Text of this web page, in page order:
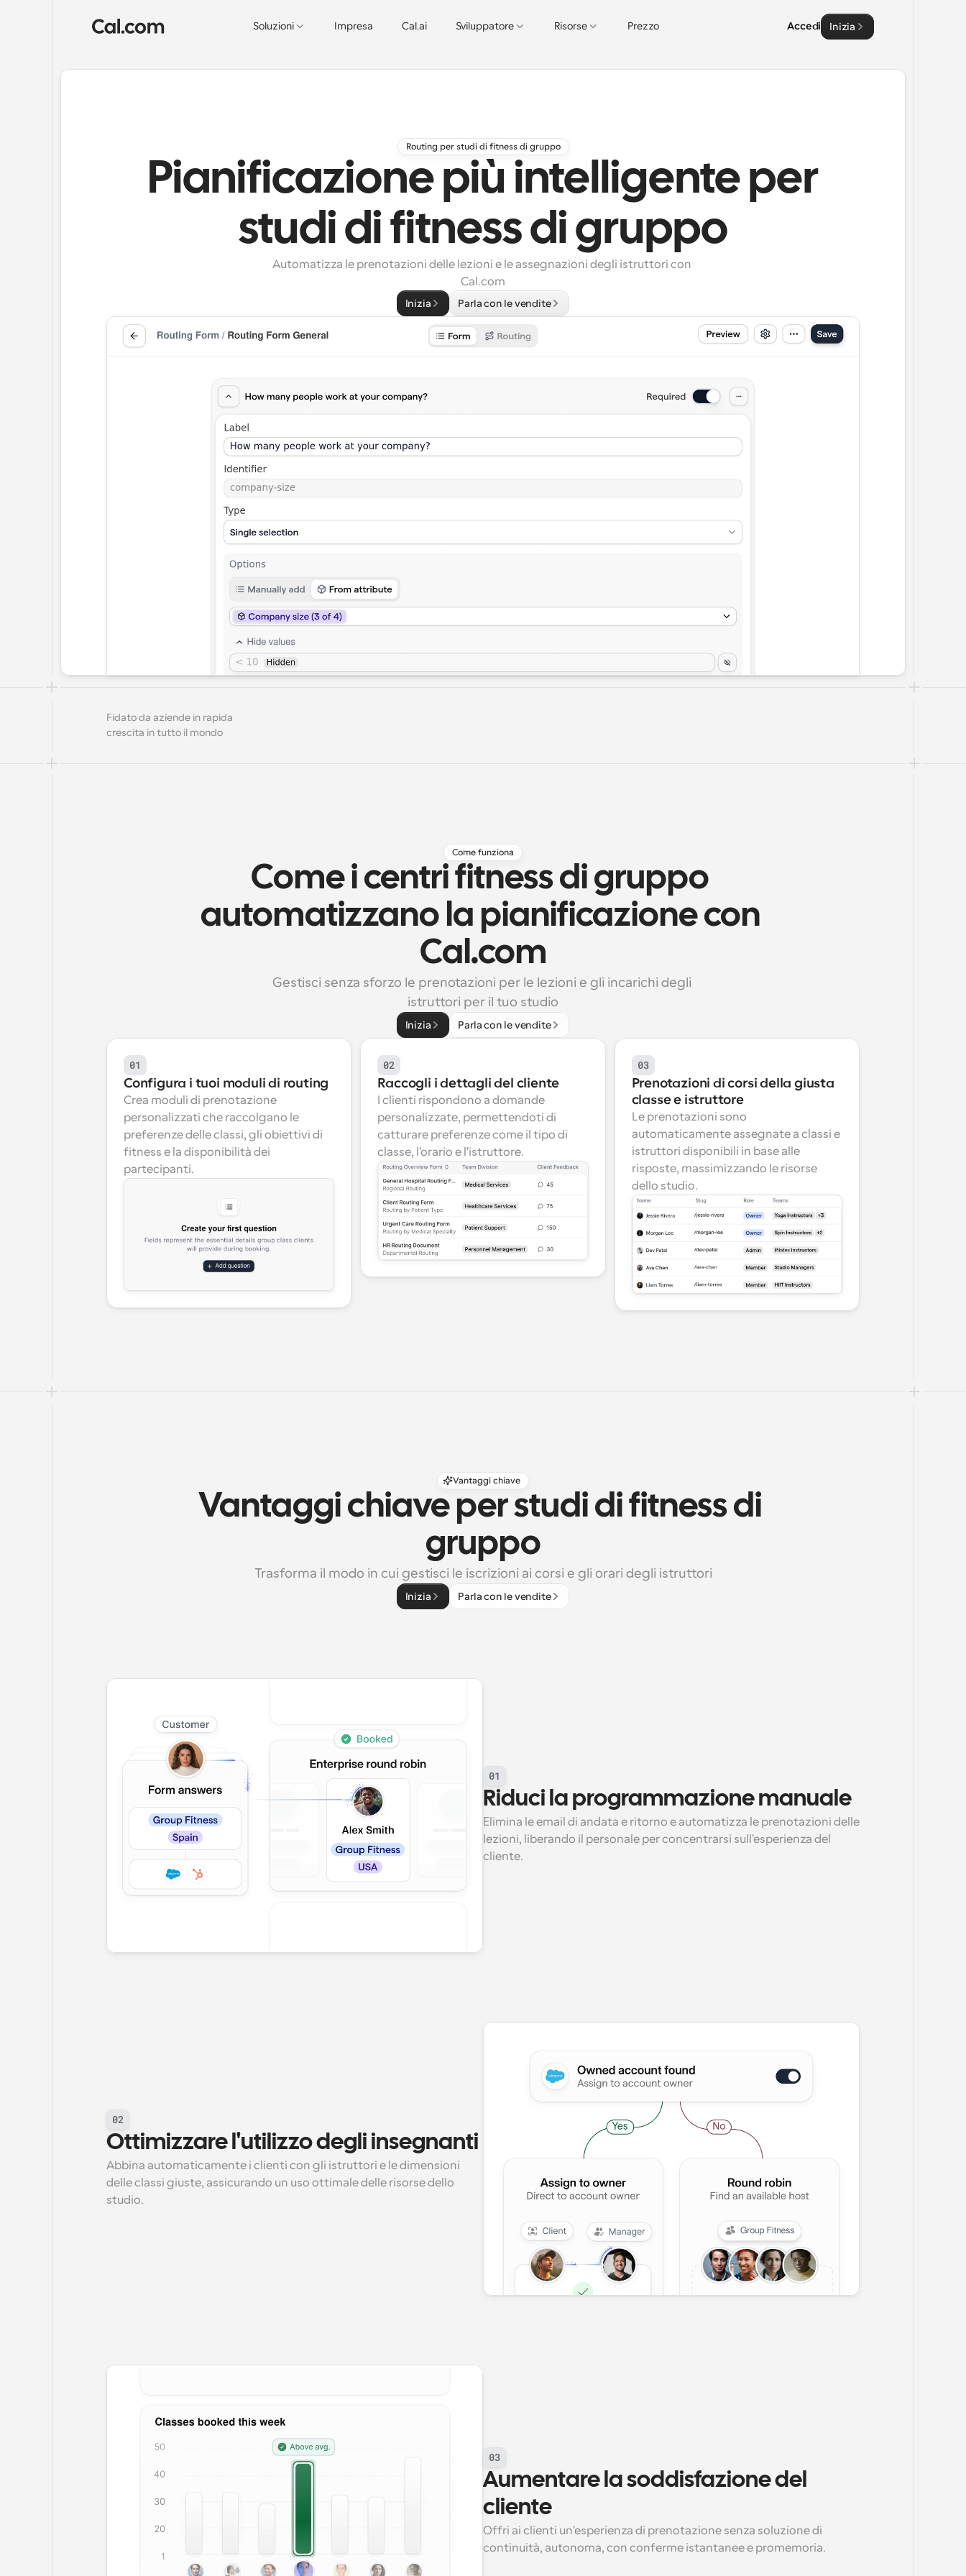
Soluzioni Impresa Cal.ai Sviluppatore Risorse Prezzo Accedi Inizia
Routing per studi di fitness di gruppo
Pianificazione più intelligente per
studi di fitness di gruppo
Automatizza le prenotazioni delle lezioni e le assegnazioni degli istruttori con
Cal.com
Inizia Parla con le vendite
Fidato da aziende in rapida
crescita in tutto il mondo
Come funziona
Come i centri fitness di gruppo
automatizzano la pianificazione con
Cal.com
Gestisci senza sforzo le prenotazioni per le lezioni e gli incarichi degli
istruttori per il tuo studio
Inizia Parla con le vendite
01
Configura i tuoi moduli di routing
Crea moduli di prenotazione
personalizzati che raccolgano le
preferenze delle classi, gli obiettivi di
fitness e la disponibilità dei
partecipanti.
02
Raccogli i dettagli del cliente
I clienti rispondono a domande
personalizzate, permettendoti di
catturare preferenze come il tipo di
classe, l'orario e l'istruttore.
03
Prenotazioni di corsi della giusta
classe e istruttore
Le prenotazioni sono
automaticamente assegnate a classi e
istruttori disponibili in base alle
risposte, massimizzando le risorse
dello studio.
Vantaggi chiave
Vantaggi chiave per studi di fitness di
gruppo
Trasforma il modo in cui gestisci le iscrizioni ai corsi e gli orari degli istruttori
Inizia Parla con le vendite
01
Riduci la programmazione manuale
Elimina le email di andata e ritorno e automatizza le prenotazioni delle
lezioni, liberando il personale per concentrarsi sull'esperienza del
cliente.
02
Ottimizzare l'utilizzo degli insegnanti
Abbina automaticamente i clienti con gli istruttori e le dimensioni
delle classi giuste, assicurando un uso ottimale delle risorse dello
studio.
03
Aumentare la soddisfazione del
cliente
Offri ai clienti un'esperienza di prenotazione senza soluzione di
continuità, autonoma, con conferme istantanee e promemoria.